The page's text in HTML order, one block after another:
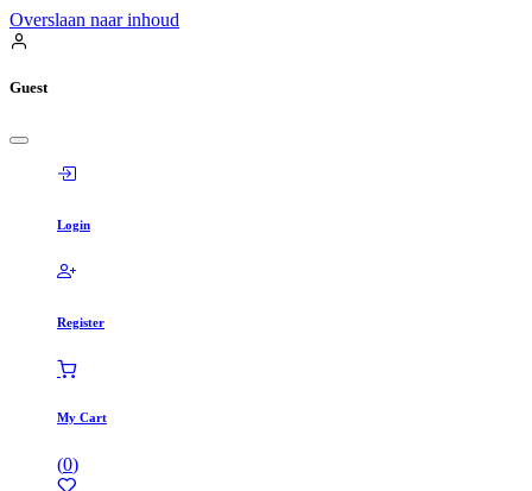
Overslaan naar inhoud
Guest
Login
Register
My Cart
(0)